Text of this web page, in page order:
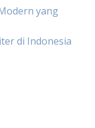
yang
di Indonesia